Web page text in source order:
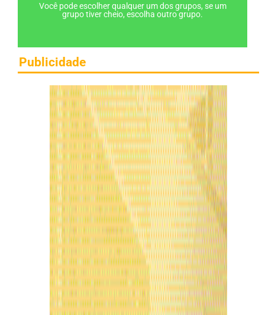
Você pode escolher qualquer um dos grupos, se um
grupo tiver cheio, escolha outro grupo.
Publicidade